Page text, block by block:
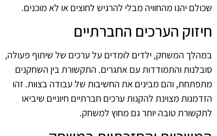
שכולם יהנו מהחוויה מבלי להרגיש לחוצים או לא מוכנים.
חיזוק הערכים החברתיים
במהלך המשחק, ילדים לומדים על ערכים של שיתוף פעולה,
סובלנות והתמודדות עם אתגרים. התקשורת בין השחקנים
מתפתחת, והם מבינים את החשיבות של עבודה בצוות. זהו
הזדמנות מצוינת להקנות ערכים חברתיים חיוניים שיביאו
לתקשורת טובה יותר גם מחוץ למשחק.